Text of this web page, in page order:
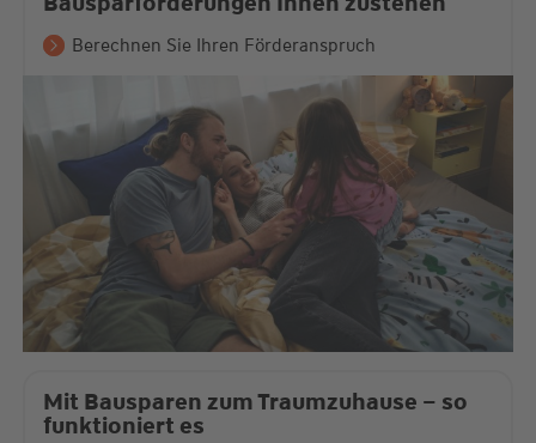
Berechnen Sie Ihren Förderanspruch
Mit Bausparen zum Traumzuhause – so
funktioniert es